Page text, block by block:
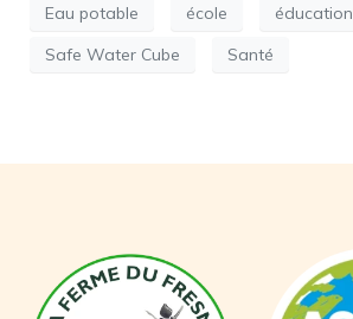
Eau potable école
éducation
Safe Water Cube
Santé